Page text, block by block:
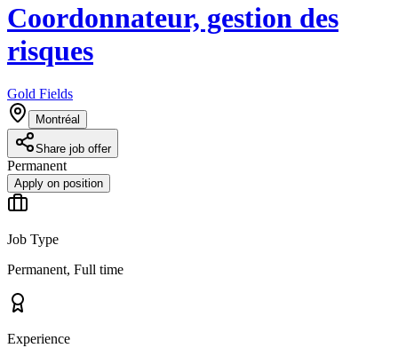
Coordonnateur, gestion des
risques
Gold Fields
Montréal
Share job offer
Permanent
Apply on position
Job Type
Permanent, Full time
Experience